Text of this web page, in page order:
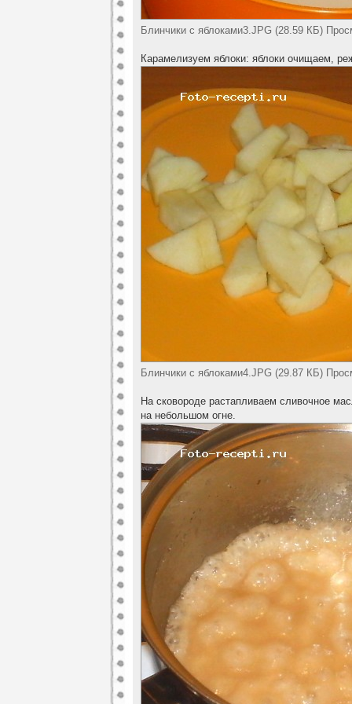
Блинчики с яблоками3.JPG (28.59 КБ)
Карамелизуем яблоки: яблоки очищаем,
Блинчики с яблоками4.JPG (29.87 КБ)
На сковороде растапливаем сливочное
на небольшом огне.